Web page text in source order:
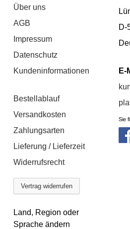
Über uns
AGB
Impressum
Datenschutz
Kundeninformationen
Bestellablauf
Versandkosten
Zahlungsarten
Lieferung / Lieferzeit
Widerrufsrecht
Vertrag widerrufen
D-
E-
Sie
Land, Region oder
Sprache ändern